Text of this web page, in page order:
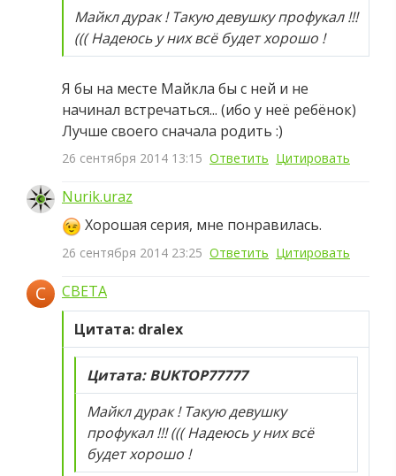
Майкл дурак ! Такую девушку профукал !!!
((( Надеюсь у них всё будет хорошо !
Я бы на месте Майкла бы с ней и не
начинал встречаться... (ибо у неё ребёнок)
Лучше своего сначала родить :)
26 сентября 2014 13:15 Ответить Цитировать
Nurik.uraz
Хорошая серия, мне понравилась.
26 сентября 2014 23:25 Ответить Цитировать
C
CBETA
Цитата: dralex
Цитата: BUKTOP77777
Майкл дурак ! Такую девушку
профукал !!! ((( Надеюсь у них всё
будет хорошо !